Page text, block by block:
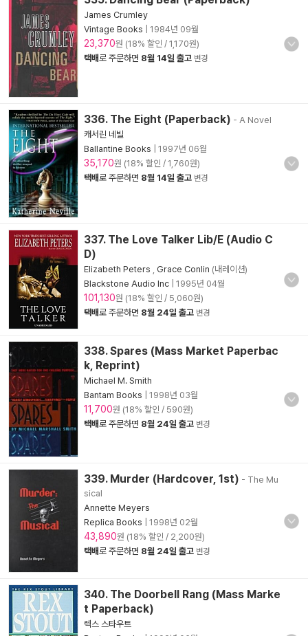
James Crumley
Vintage Books
1984년 09월
23,370원 (18% 할인 / 1,170원)
택배로 주문하면 8월 14일 출고 변경
336. The Eight (Paperback) - A Novel
캐서린 네빌
Ballantine Books
1997년 06월
35,170원 (18% 할인 / 1,760원)
택배로 주문하면 8월 14일 출고 변경
337. The Love Talker Lib/E (Audio C
D)
Elizabeth Peters Grace Conlin (내레이션)
Blackstone Audio Inc
1995년 04월
101,130원 (18% 할인 / 5,060원)
택배로 주문하면 8월 24일 출고 변경
338. Spares (Mass Market Paperbac
k, Reprint)
Michael M. Smith
Bantam Books
1998년 03월
11,700원 (18% 할인 / 590원)
택배로 주문하면 8월 24일 출고 변경
339. Murder (Hardcover, 1st) - The Mu
sical
Annette Meyers
Replica Books
1998년 02월
43,890원 (18% 할인 / 2,200원)
택배로 주문하면 8월 24일 출고 변경
340. The Doorbell Rang (Mass Marke
t Paperback)
렉스 스타우트